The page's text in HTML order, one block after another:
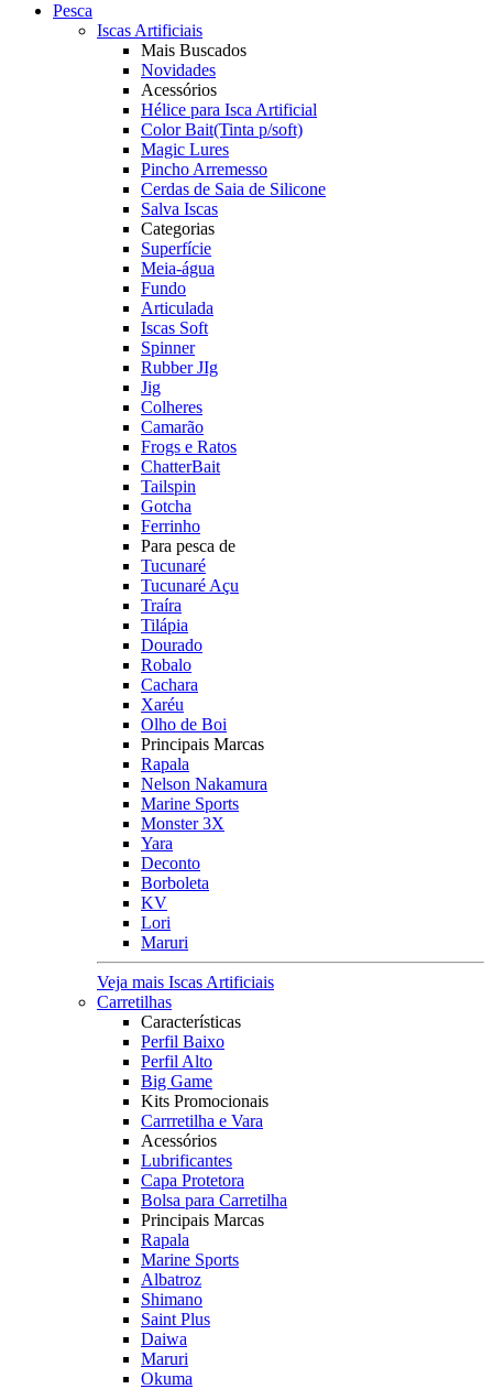
Pesca
Iscas Artificiais
Mais Buscados
Novidades
Acessórios
Hélice para Isca Artificial
Color Bait(Tinta p/soft)
Magic Lures
Pincho Arremesso
Cerdas de Saia de Silicone
Salva Iscas
Categorias
Superfície
Meia-água
Fundo
Articulada
Iscas Soft
Spinner
Rubber JIg
Jig
Colheres
Camarão
Frogs e Ratos
ChatterBait
Tailspin
Gotcha
Ferrinho
Para pesca de
Tucunaré
Tucunaré Açu
Traíra
Tilápia
Dourado
Robalo
Cachara
Xaréu
Olho de Boi
Principais Marcas
Rapala
Nelson Nakamura
Marine Sports
Monster 3X
Yara
Deconto
Borboleta
KV
Lori
Maruri
Veja mais Iscas Artificiais
Carretilhas
Características
Perfil Baixo
Perfil Alto
Big Game
Kits Promocionais
Carrretilha e Vara
Acessórios
Lubrificantes
Capa Protetora
Bolsa para Carretilha
Principais Marcas
Rapala
Marine Sports
Albatroz
Shimano
Saint Plus
Daiwa
Maruri
Okuma